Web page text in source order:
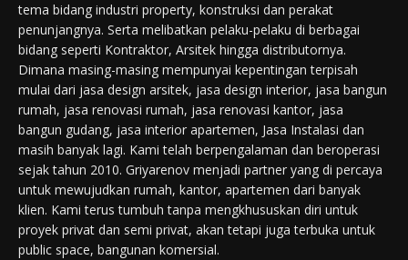
tema bidang industri property, konstruksi dan perakat
penunjangnya. Serta melibatkan pelaku-pelaku di berbagai
bidang seperti Kontraktor, Arsitek hingga distributornya.
Dimana masing-masing mempunyai kepentingan terpisah
mulai dari jasa design arsitek, jasa design interior, jasa bangun
rumah, jasa renovasi rumah, jasa renovasi kantor, jasa
bangun gudang, jasa interior apartemen, Jasa Instalasi dan
masih banyak lagi. Kami telah berpengalaman dan beroperasi
sejak tahun 2010. Griyarenov menjadi partner yang di percaya
untuk mewujudkan rumah, kantor, apartemen dari banyak
klien. Kami terus tumbuh tanpa mengkhususkan diri untuk
proyek privat dan semi privat, akan tetapi juga terbuka untuk
public space, bangunan komersial.